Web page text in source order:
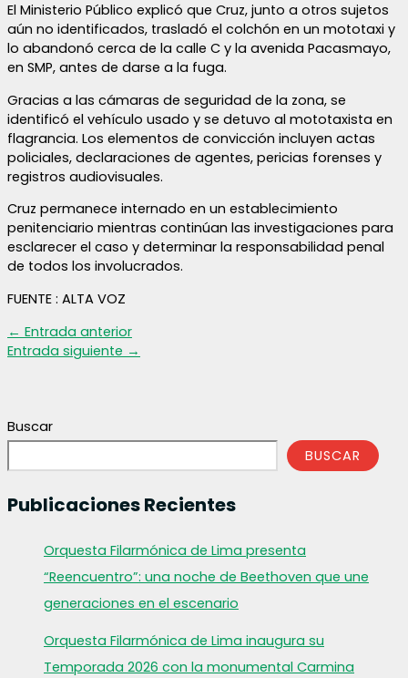
El Ministerio Público explicó que Cruz, junto a otros sujetos
aún no identificados, trasladó el colchón en un mototaxi y
lo abandonó cerca de la calle C y la avenida Pacasmayo,
en SMP, antes de darse a la fuga.
Gracias a las cámaras de seguridad de la zona, se
identificó el vehículo usado y se detuvo al mototaxista en
flagrancia. Los elementos de convicción incluyen actas
policiales, declaraciones de agentes, pericias forenses y
registros audiovisuales.
Cruz permanece internado en un establecimiento
penitenciario mientras continúan las investigaciones para
esclarecer el caso y determinar la responsabilidad penal
de todos los involucrados.
FUENTE : ALTA VOZ
← Entrada anterior
Entrada siguiente →
Buscar
BUSCAR
Publicaciones Recientes
Orquesta Filarmónica de Lima presenta
“Reencuentro”: una noche de Beethoven que une
generaciones en el escenario
Orquesta Filarmónica de Lima inaugura su
Temporada 2026 con la monumental Carmina